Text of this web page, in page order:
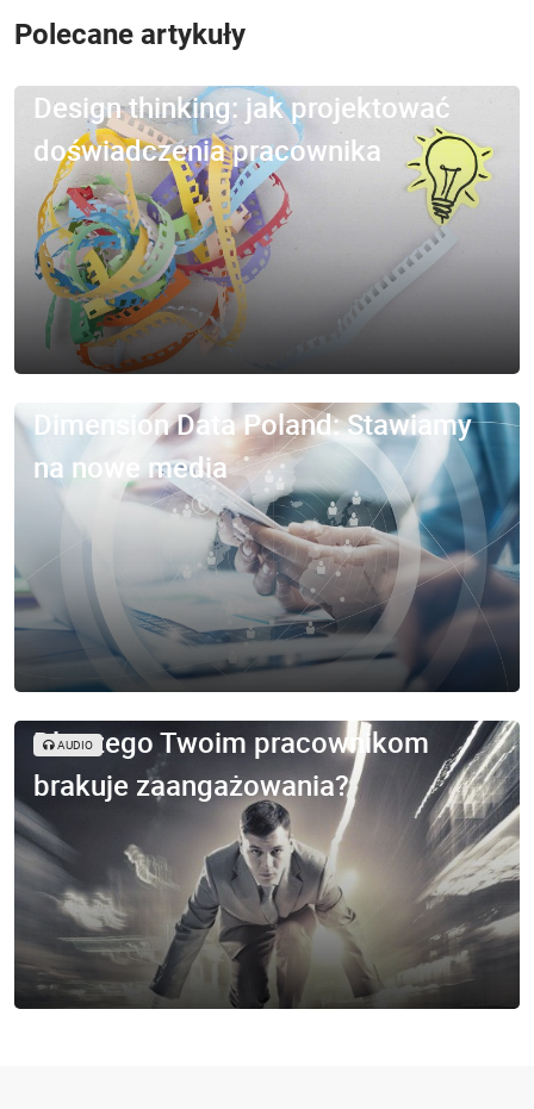
Polecane artykuły
Design thinking: jak projektować
doświadczenia pracownika
Dimension Data Poland: Stawiamy
na nowe media
Dlaczego Twoim pracownikom
brakuje zaangażowania?
AUDIO